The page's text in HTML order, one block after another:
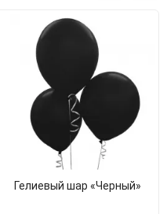
Гелиевый шар «Черный»